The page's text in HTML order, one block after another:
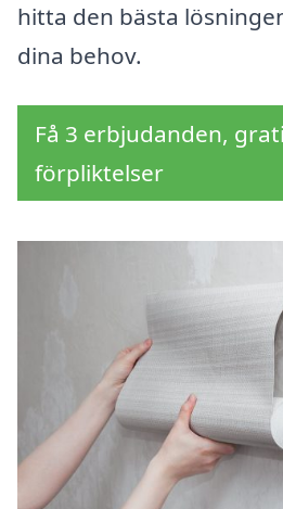
hitta den bästa
dina behov.
Få 3 erbjudanden,
förpliktelser